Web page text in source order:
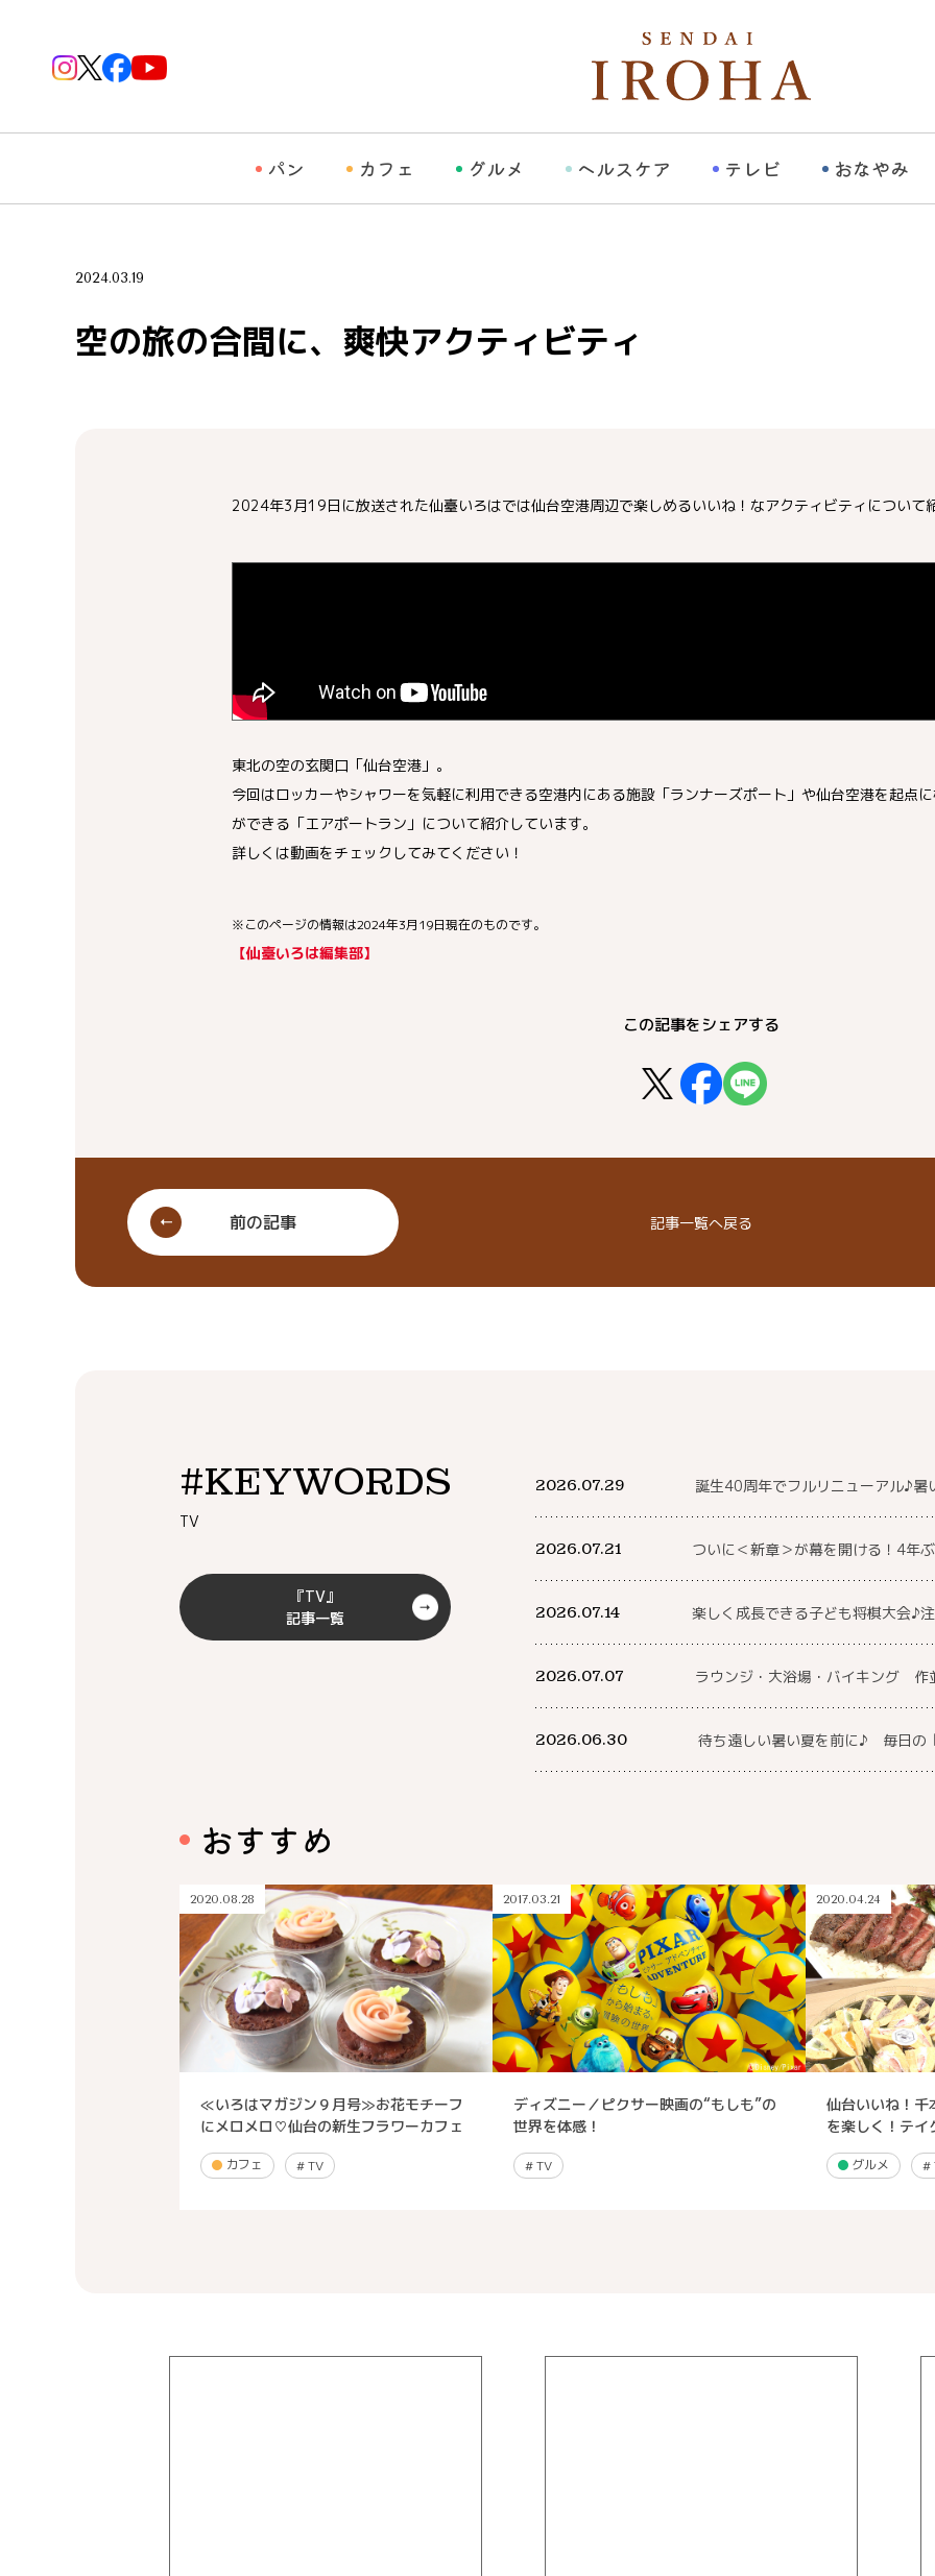
パン カフェ グルメ ヘルスケア テレビ おなやみ
2024.03.19
空の旅の合間に、爽快アクティビティ
2024年3月19日に放送された仙臺いろはでは仙台空港周辺で楽しめるいいね！なアクティビティについて
東北の空の玄関口「仙台空港」。
今回はロッカーやシャワーを気軽に利用できる空港内にある施設「ランナーズポート」や仙台空港を起点
ができる「エアポートラン」について紹介しています。
詳しくは動画をチェックしてみてください！
※このページの情報は2024年3月19日現在のものです。
【仙臺いろは編集部】
この記事をシェアする
前の記事 記事一覧へ戻る
#KEYWORDS
TV
『TV』
記事一覧
2026.07.29 誕生40周年でフルリニューアル♪暑
2026.07.21 ついに＜新章＞が幕を開ける！4年
2026.07.14 楽しく成長できる子ども将棋大会♪
2026.07.07 ラウンジ・大浴場・バイキング 作
2026.06.30 待ち遠しい暑い夏を前に♪ 毎日の
おすすめ
2020.08.28
≪いろはマガジン９月号≫お花モチーフ
にメロメロ♡仙台の新生フラワーカフェ
カフェ #TV
2017.03.21
ディズニー／ピクサー映画の“もしも”の
世界を体感！
#TV
2020.04.24
仙台いいね！千
を楽しく！テイ
グルメ #